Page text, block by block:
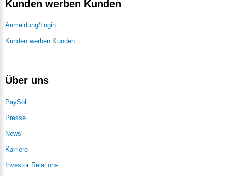
Kunden werben Kunden
Anmeldung/Login
Kunden werben Kunden
Über uns
PaySol
Presse
News
Karriere
Investor Relations